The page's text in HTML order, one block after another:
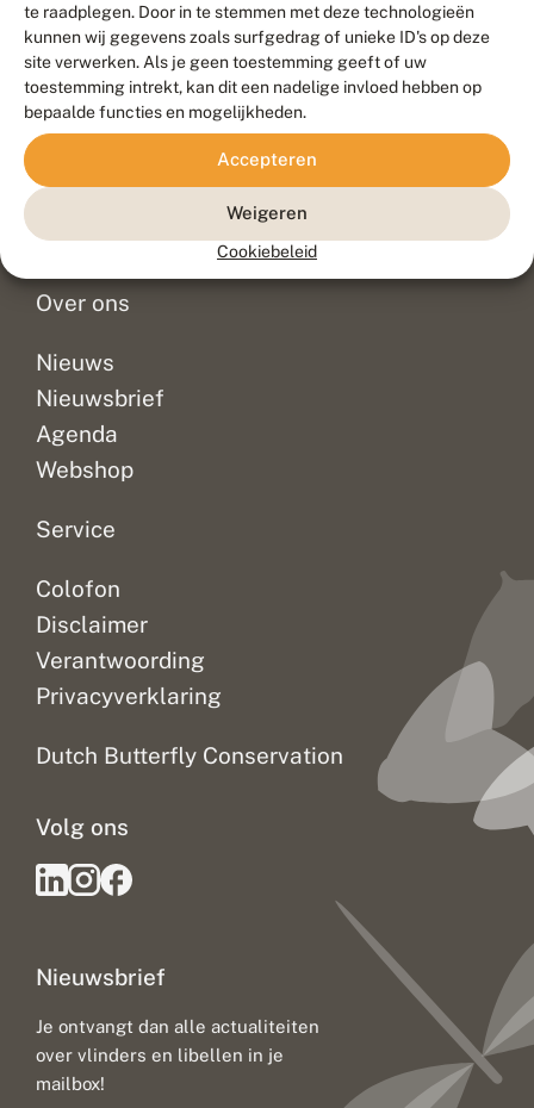
te raadplegen. Door in te stemmen met deze technologieën
kunnen wij gegevens zoals surfgedrag of unieke ID's op deze
site verwerken. Als je geen toestemming geeft of uw
toestemming intrekt, kan dit een nadelige invloed hebben op
bepaalde functies en mogelijkheden.
Accepteren
Weigeren
Cookiebeleid
Contact
Veelgestelde vragen
Doneer
Over ons
Nieuws
Nieuwsbrief
Agenda
Webshop
Service
Colofon
Disclaimer
Verantwoording
Privacyverklaring
Dutch Butterfly Conservation
Nieuwsbrief
Je ontvangt dan alle actualiteiten
over vlinders en libellen in je
mailbox!
Volg ons
Meld waarnemingen© 2026 Vlinderstichting
Duurzaam ontwikkeld door
Go2People
, ontworpen door
Blue Field Agency
Privacy
Disclaimer
Sitemap